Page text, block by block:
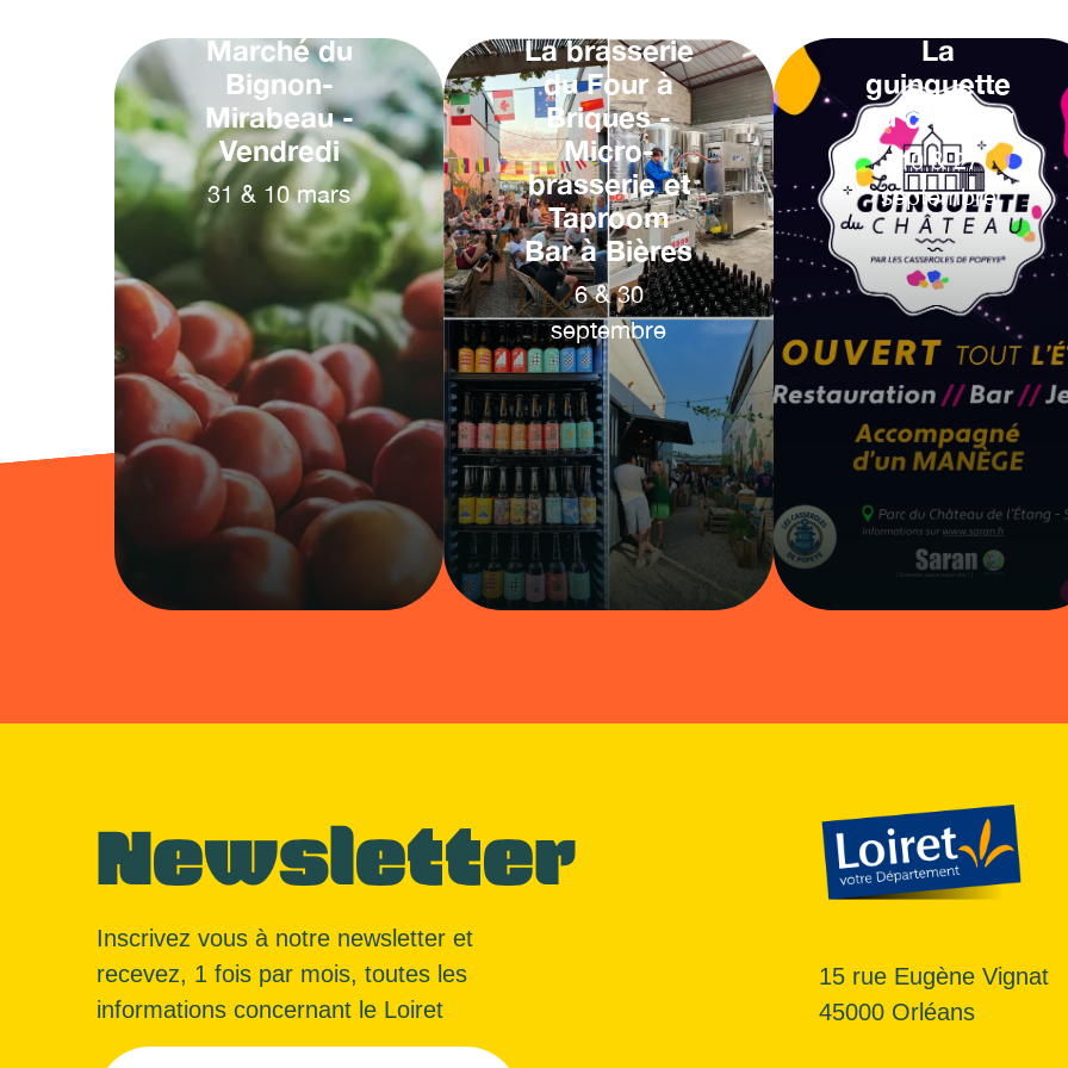
Marché du
Bignon-
Mirabeau -
Vendredi
31 & 10 mars
La brasserie
du Four à
Briques -
Micro-
brasserie et
Taproom
Bar à Bières
6 & 30
septembre
La
guinguette
du château
10 & 27
septembre
Newsletter
Inscrivez vous à notre newsletter et
recevez, 1 fois par mois, toutes les
informations concernant le Loiret
15 rue Eugène Vignat
45000 Orléans